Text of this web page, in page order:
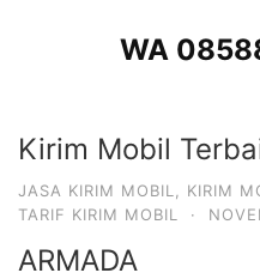
WA
Kirim Mobil
JASA KIRIM MOBIL KIRIM
TARIF KIRIM MOBIL
·
ARMADA